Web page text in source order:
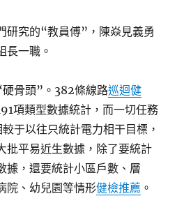
研究的“教員傅”，陳焱見義勇
長一職。
骨頭”。382條線路巡迴健
項類型數據統計，而一切任務
于以往只統計電力相干目標，
批平易近生數據，除了要統計
據，還要統計小區戶數、層
院、幼兒園等情形健檢推薦 。